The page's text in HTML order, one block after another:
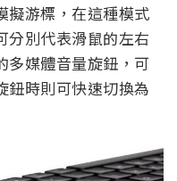
擬游標，在這種模式
分別代表滑鼠的左右
多媒體音量旋鈕，可
鈕時則可快速切換為